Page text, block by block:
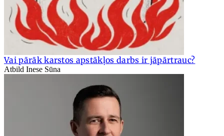
Vai pārāk karstos apstākļos darbs ir jāpārtrauc?
Atbild Inese Sūna